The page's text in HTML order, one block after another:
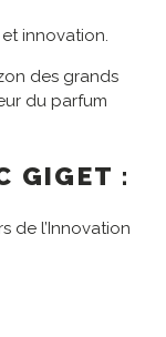
innovation.
des grands
du parfum
GIGET :
de l’Innovation